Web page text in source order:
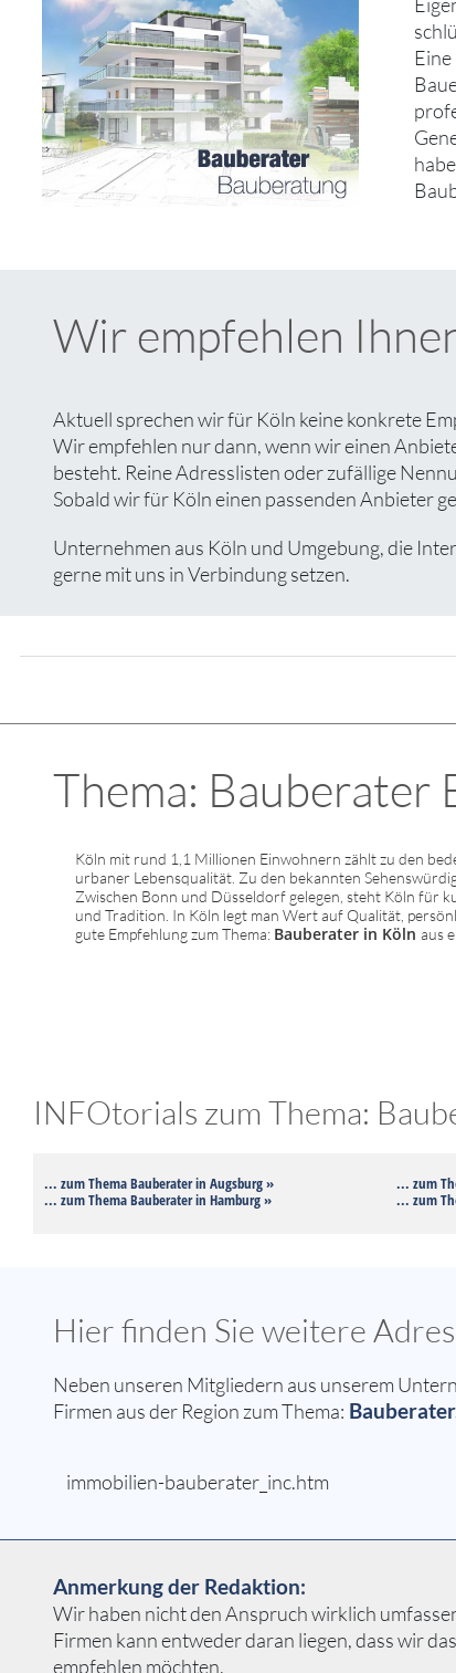
Wir empfehlen
Aktuell sprechen wir für Köln keine konkrete
Wir empfehlen nur dann, wenn wir einen
besteht. Reine Adresslisten oder zufällige
Sobald wir für Köln einen passenden Anbieter
Unternehmen aus Köln und Umgebung, die
gerne mit uns in Verbindung setzen.
Thema: Bauberater
Köln mit rund 1,1 Millionen Einwohnern zählt zu den
urbaner Lebensqualität. Zu den bekannten
Zwischen Bonn und Düsseldorf gelegen, steht Köln für
und Tradition. In Köln legt man Wert auf Qualität,
gute Empfehlung zum Thema: Bauberater in Köln aus
INFOtorials zum Thema:
... zum Thema Bauberater in Augsburg »
... zum Thema Bauberater in Hamburg »
... zum
... zum
Hier finden Sie weitere
Neben unseren Mitgliedern aus unserem
Firmen aus der Region zum Thema:
immobilien-bauberater_inc.htm
Anmerkung der Redaktion:
Wir haben nicht den Anspruch wirklich
Firmen kann entweder daran liegen, dass wir
empfehlen möchten.